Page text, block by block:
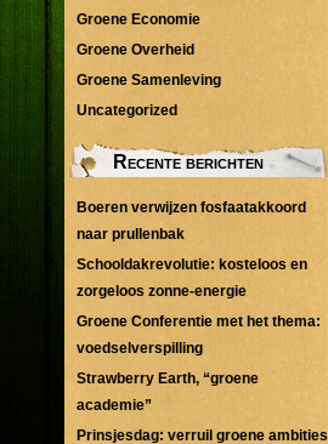
Groene Economie
Groene Overheid
Groene Samenleving
Uncategorized
Recente berichten
Boeren verwijzen fosfaatakkoord
naar prullenbak
Schooldakrevolutie: kosteloos en
zorgeloos zonne-energie
Groene Conferentie met het thema:
voedselverspilling
Strawberry Earth, “groene
academie”
Prinsjesdag: verruil groene ambities